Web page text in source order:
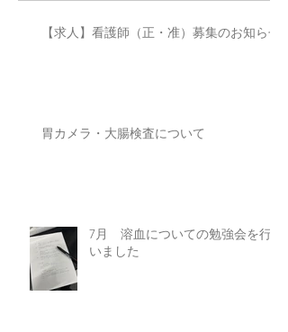
【求人】看護師（正・准）募集のお知らせ
胃カメラ・大腸検査について
7月 溶血についての勉強会を行
いました